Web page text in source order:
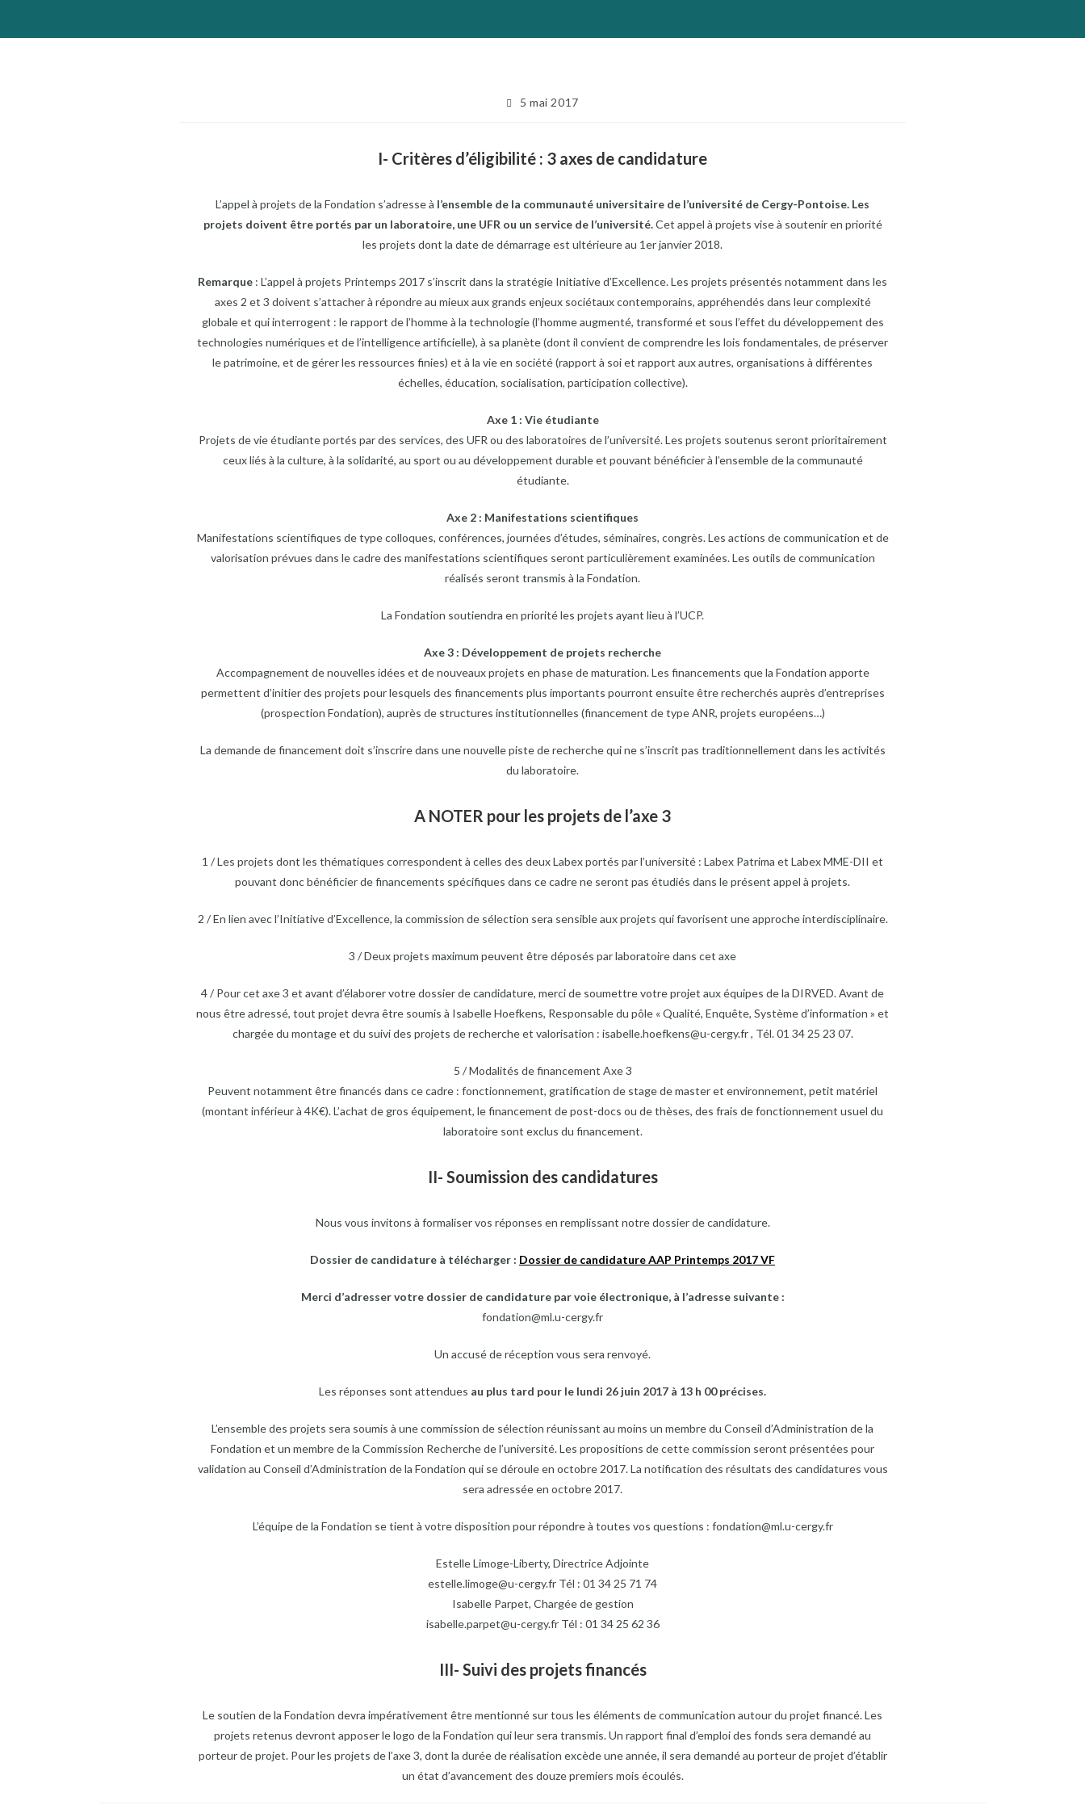
Publication
5 mai 2017
I- Critères d’éligibilité : 3 axes de candidature
L’appel à projets de la Fondation s’adresse à l’ensemble de la communauté universitaire de l’université de Cergy-Pontoise. Les
projets doivent être portés par un laboratoire, une UFR ou un service de l’université.Cet appel à projets vise à soutenir en priorité
les projets dont la date de démarrage est ultérieure au 1er janvier 2018.
Remarque : L’appel à projets Printemps 2017 s’inscrit dans la stratégie Initiative d’Excellence. Les projets présentés notamment dans les
axes 2 et 3 doivent s’attacher à répondre au mieux aux grands enjeux sociétaux contemporains, appréhendés dans leur complexité
globale et qui interrogent : le rapport de l’homme à la technologie (l’homme augmenté, transformé et sous l’effet du développement des
technologies numériques et de l’intelligence artificielle), à sa planète (dont il convient de comprendre les lois fondamentales, de préserver
le patrimoine, et de gérer les ressources finies) et à la vie en société (rapport à soi et rapport aux autres, organisations à différentes
échelles, éducation, socialisation, participation collective).
Axe 1 : Vie étudiante
Projets de vie étudiante portés par des services, des UFR ou des laboratoires de l’université. Les projets soutenus seront prioritairement
ceux liés à la culture, à la solidarité, au sport ou au développement durable et pouvant bénéficier à l’ensemble de la communauté
étudiante.
Axe 2 : Manifestations scientifiques
Manifestations scientifiques de type colloques, conférences, journées d’études, séminaires, congrès. Les actions de communication et de
valorisation prévues dans le cadre des manifestations scientifiques seront particulièrement examinées. Les outils de communication
réalisés seront transmis à la Fondation.
La Fondation soutiendra en priorité les projets ayant lieu à l’UCP.
Axe 3 : Développement de projets recherche
Accompagnement de nouvelles idées et de nouveaux projets en phase de maturation. Les financements que la Fondation apporte
permettent d’initier des projets pour lesquels des financements plus importants pourront ensuite être recherchés auprès d’entreprises
(prospection Fondation), auprès de structures institutionnelles (financement de type ANR, projets européens…)
La demande de financement doit s’inscrire dans une nouvelle piste de recherche qui ne s’inscrit pas traditionnellement dans les activités
du laboratoire.
A NOTER pour les projets de l’axe 3
1 / Les projets dont les thématiques correspondent à celles des deux Labex portés par l’université : Labex Patrima et Labex MME-DII et
pouvant donc bénéficier de financements spécifiques dans ce cadre ne seront pas étudiés dans le présent appel à projets.
2 / En lien avec l’Initiative d’Excellence, la commission de sélection sera sensible aux projets qui favorisent une approche interdisciplinaire.
3 / Deux projets maximum peuvent être déposés par laboratoire dans cet axe
4 / Pour cet axe 3 et avant d’élaborer votre dossier de candidature, merci de soumettre votre projet aux équipes de la DIRVED. Avant de
nous être adressé, tout projet devra être soumis à Isabelle Hoefkens, Responsable du pôle « Qualité, Enquête, Système d’information » et
chargée du montage et du suivi des projets de recherche et valorisation : isabelle.hoefkens@u-cergy.fr , Tél. 01 34 25 23 07.
5 / Modalités de financement Axe 3
Peuvent notamment être financés dans ce cadre : fonctionnement, gratification de stage de master et environnement, petit matériel
(montant inférieur à 4K€). L’achat de gros équipement, le financement de post-docs ou de thèses, des frais de fonctionnement usuel du
laboratoire sont exclus du financement.
II- Soumission des candidatures
Nous vous invitons à formaliser vos réponses en remplissant notre dossier de candidature.
Dossier de candidature à télécharger : Dossier de candidature AAP Printemps 2017 VF
Merci d’adresser votre dossier de candidature par voie électronique, à l’adresse suivante :
fondation@ml.u-cergy.fr
Un accusé de réception vous sera renvoyé.
Les réponses sont attendues au plus tard pour le lundi 26 juin 2017 à 13 h 00 précises.
L’ensemble des projets sera soumis à une commission de sélection réunissant au moins un membre du Conseil d’Administration de la
Fondation et un membre de la Commission Recherche de l’université. Les propositions de cette commission seront présentées pour
validation au Conseil d’Administration de la Fondation qui se déroule en octobre 2017. La notification des résultats des candidatures vous
sera adressée en octobre 2017.
L’équipe de la Fondation se tient à votre disposition pour répondre à toutes vos questions : fondation@ml.u-cergy.fr
Estelle Limoge-Liberty, Directrice Adjointe
estelle.limoge@u-cergy.fr Tél : 01 34 25 71 74
Isabelle Parpet, Chargée de gestion
isabelle.parpet@u-cergy.fr Tél : 01 34 25 62 36
III- Suivi des projets financés
Le soutien de la Fondation devra impérativement être mentionné sur tous les éléments de communication autour du projet financé. Les
projets retenus devront apposer le logo de la Fondation qui leur sera transmis. Un rapport final d’emploi des fonds sera demandé au
porteur de projet. Pour les projets de l’axe 3, dont la durée de réalisation excède une année, il sera demandé au porteur de projet d’établir
un état d’avancement des douze premiers mois écoulés.